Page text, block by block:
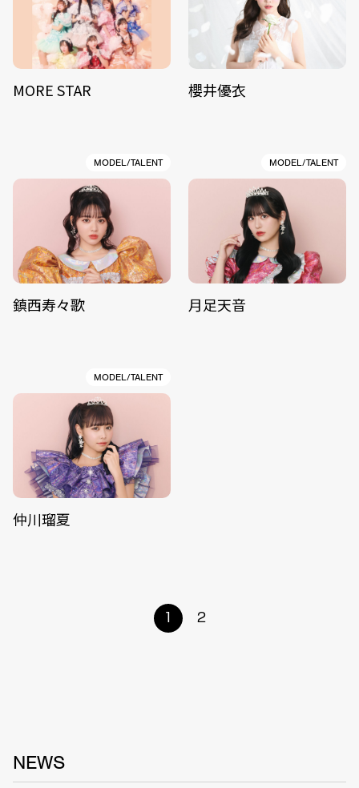
MORE STAR 櫻井優衣
MODEL/TALENT
鎮西寿々歌
MODEL/TALENT
月足天音
MODEL/TALENT
仲川瑠夏
1 2
NEWS